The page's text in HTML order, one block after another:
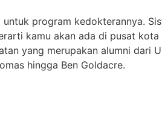
program kedokterannya.
kamu akan ada di pusat
yang merupakan alumni dari
hingga Ben Goldacre.